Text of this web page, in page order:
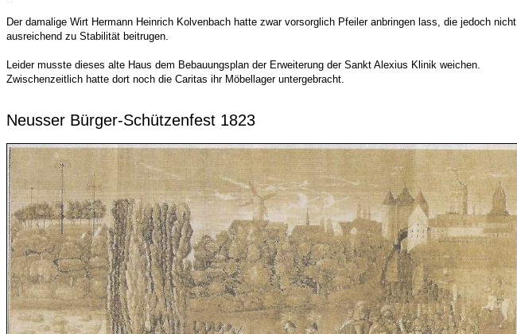
Der damalige Wirt Hermann Heinrich Kolvenbach hatte zwar vorsorglich Pfeiler anbringen lass, die jedoch nicht
ausreichend zu Stabilität beitrugen.
Leider musste dieses alte Haus dem Bebauungsplan der Erweiterung der Sankt Alexius Klinik weichen.
Zwischenzeitlich hatte dort noch die Caritas ihr Möbellager untergebracht.
Neusser Bürger-Schützenfest 1823